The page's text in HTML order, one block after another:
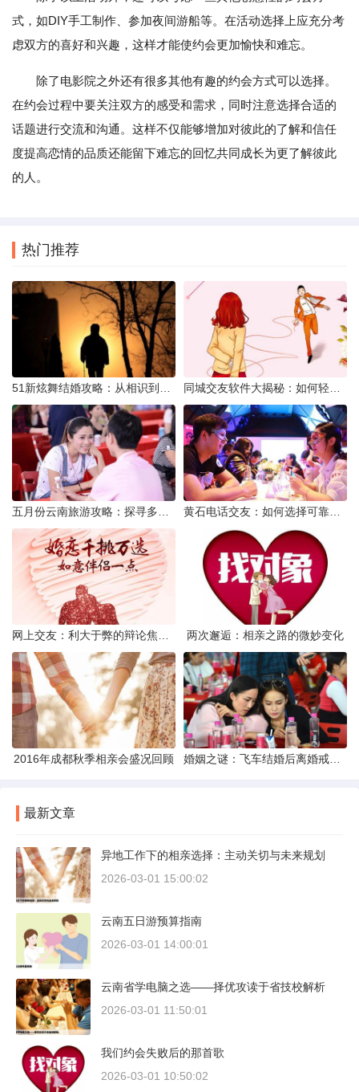
式，如DIY手工制作、参加夜间游船等。在活动选择上应充分考
虑双方的喜好和兴趣，这样才能使约会更加愉快和难忘。
除了电影院之外还有很多其他有趣的约会方式可以选择。
在约会过程中要关注双方的感受和需求，同时注意选择合适的
话题进行交流和沟通。这样不仅能够增加对彼此的了解和信任
度提高恋情的品质还能留下难忘的回忆共同成长为更了解彼此
的人。
热门推荐
两次邂逅：相亲之路的微妙变化
2016年成都秋季相亲会盛况回顾
最新文章
异地工作下的相亲选择：主动关切与未来规划
2026-03-01 15:00:02
云南五日游预算指南
2026-03-01 14:00:01
云南省学电脑之选——择优攻读于省技校解析
2026-03-01 11:50:01
我们约会失败后的那首歌
2026-03-01 10:50:02